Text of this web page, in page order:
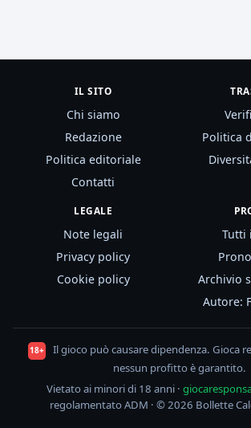
IL SITO
Chi siamo
Redazione
Politica editoriale
Contatti
Politica
LEGALE
Note legali
Privacy policy
Cookie policy
Tutti
Archivio
Autore:
18+
Il gioco può causare dipendenza. Gioca
nessun profitto è garantito.
Vietato ai minori di 18 anni ·
regolamentato ADM · © 2026 Bollette